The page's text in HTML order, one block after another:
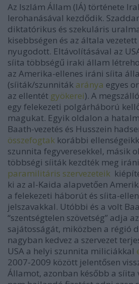
Az Iszlám Állam (IÁ) története
lerohanásával kezdődik.
diktatórikus és szekuláris
kisebbségen és az általa vezetett
nyugodott. Eltávolításával az
síita többségű iraki állam
az Amerika-ellenes iráni síita
(síiták/szunniták aránya egyes
az ellentét gyökerei). A
egy felekezeti polgárháború
magukat. Egyik oldalon a
Baath-vezetés és Husszein
összefogtak korábbi
szunnita fegyveresekkel, másik
többségi síiták kezdték meg
paramilitáris szervezeteik
ki az al-Kaida alapvetően
a felekezeti háborút és síita-
jelszavakkal. Utóbbi és a volt
“szentségtelen szövetség” adja
sajátosságát, miközben a régió
nagyban kedvez a szervezet
USA a helyi szunnita miliciákkal
2007-2009 között jelentősen
Államot, azonban később a síita